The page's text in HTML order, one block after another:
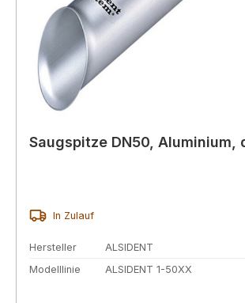
Saugspitze DN50, Aluminium,
In Zulauf
Hersteller
ALSIDENT
Modelllinie
ALSIDENT 1-50XX